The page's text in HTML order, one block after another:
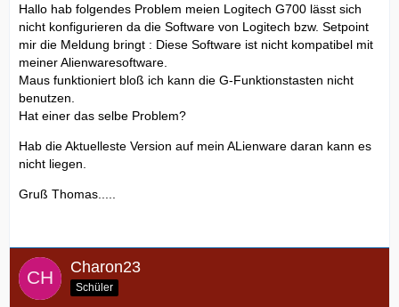
Hallo hab folgendes Problem meien Logitech G700 lässt sich
nicht konfigurieren da die Software von Logitech bzw. Setpoint
mir die Meldung bringt : Diese Software ist nicht kompatibel mit
meiner Alienwaresoftware.
Maus funktioniert bloß ich kann die G-Funktionstasten nicht
benutzen.
Hat einer das selbe Problem?
Hab die Aktuelleste Version auf mein ALienware daran kann es
nicht liegen.
Gruß Thomas.....
Charon23
Schüler